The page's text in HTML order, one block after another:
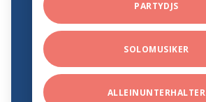
PARTYDJS
SOLOMUSIKER
ALLEINUNTERHALTER